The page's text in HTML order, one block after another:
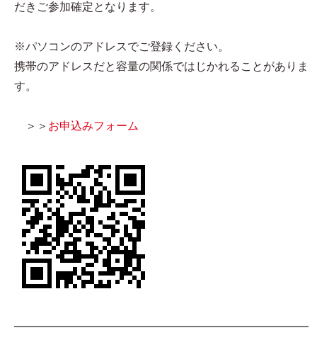
だきご参加確定となります。
※パソコンのアドレスでご登録ください。
携帯のアドレスだと容量の関係ではじかれることがありま
す。
＞＞ お申込みフォーム
━━━━━━━━━━━━━━━━━━━━━━━━━━